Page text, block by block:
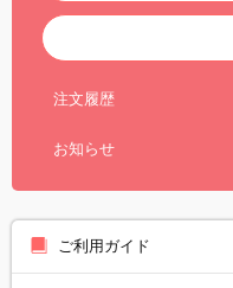
注文履歴
お知らせ
ご利用ガイド